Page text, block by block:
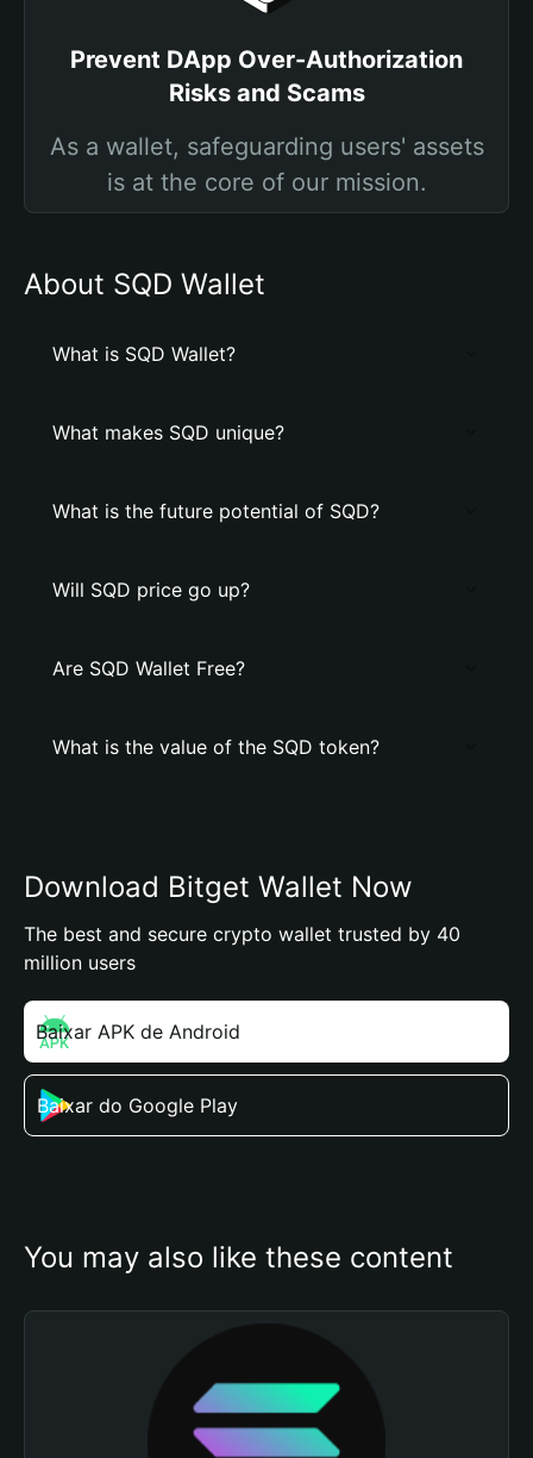
Prevent DApp Over-Authorization
Risks and Scams
As a wallet, safeguarding users' assets
is at the core of our mission.
About SQD Wallet
What is SQD Wallet?
What makes SQD unique?
What is the future potential of SQD?
Will SQD price go up?
Are SQD Wallet Free?
What is the value of the SQD token?
Download Bitget Wallet Now
The best and secure crypto wallet trusted by 40
million users
Baixar APK de Android
Baixar do Google Play
You may also like these content